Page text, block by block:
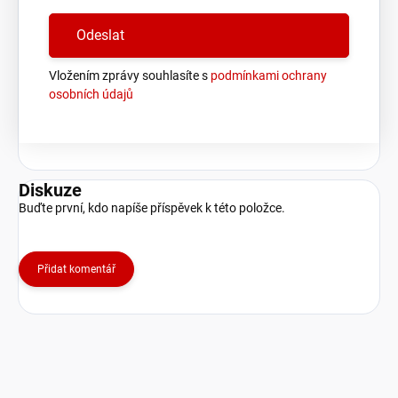
Vložením zprávy souhlasíte s podmínkami ochrany
osobních údajů
Diskuze
Buďte první, kdo napíše příspěvek k této položce.
Přidat komentář